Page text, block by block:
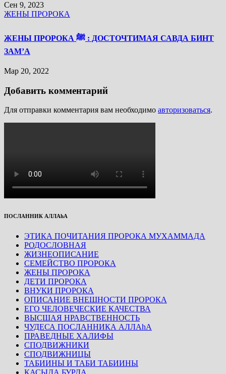
Сен 9, 2023
ЖЕНЫ ПРОРОКА
ЖЕНЫ ПРОРОКА ﷺ : ДОСТОЧТИМАЯ САВДА БИНТ
ЗАМ’А
Мар 20, 2022
Добавить комментарий
Для отправки комментария вам необходимо авторизоваться.
ПОСЛАННИК АЛЛАhА
ЭТИКА ПОЧИТАНИЯ ПРОРОКА МУХАММАДА
РОДОСЛОВНАЯ
ЖИЗНЕОПИСАНИЕ
СЕМЕЙСТВО ПРОРОКА
ЖЕНЫ ПРОРОКА
ДЕТИ ПРОРОКА
ВНУКИ ПРОРОКА
ОПИСАНИЕ ВНЕШНОСТИ ПРОРОКА
ЕГО ЧЕЛОВЕЧЕСКИЕ КАЧЕСТВА
ВЫСШАЯ НРАВСТВЕННОСТЬ
ЧУДЕСА ПОСЛАННИКА АЛЛАhА
ПРАВЕДНЫЕ ХАЛИФЫ
СПОДВИЖНИКИ
СПОДВИЖНИЦЫ
ТАБИИНЫ И ТАБИ ТАБИИНЫ